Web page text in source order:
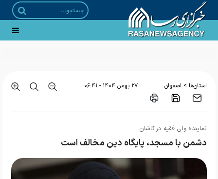
استان‌ها > اصفهان ۲۷ بهمن ۱۴۰۴ - ۰۶:۴۱
نماینده ولی فقیه در کاشان:
دشمن با مسجد، پایگاه دین مخالف است